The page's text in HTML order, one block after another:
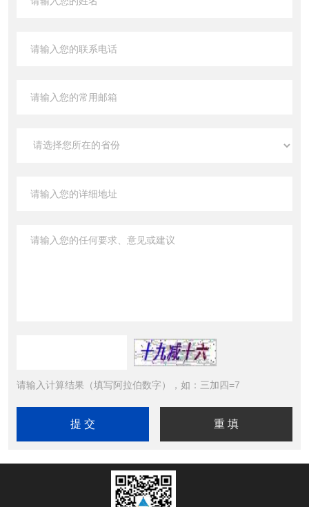
请输入计算结果（填写阿拉伯数字），如：三加四=7